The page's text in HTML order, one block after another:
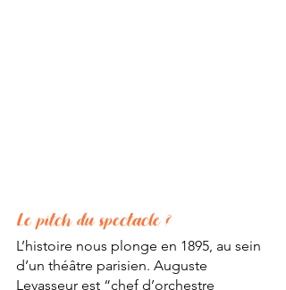
Le pitch du spectacle ?
L’histoire nous plonge en 1895, au sein
d’un théâtre parisien. Auguste
Levasseur est “chef d’orchestre